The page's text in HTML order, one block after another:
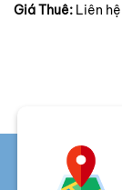
Được xếp
Giá Thuê: Liên hệ